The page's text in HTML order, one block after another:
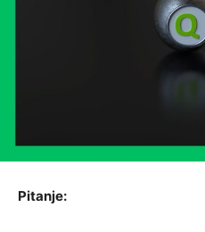
Pitanje: